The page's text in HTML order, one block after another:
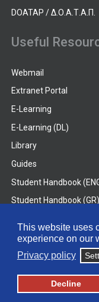
This website uses
experience on our
Privacy policy
Decline
DOATAP / Δ.Ο.Α.Τ.Α.Π.
Useful
Webmail
Extranet Portal
E-Learning
E-Learning (DL)
Library
Guides
Student Handbook
Student Handbook (GR)
© 2026 Frederick